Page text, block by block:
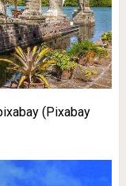
(Pixabay